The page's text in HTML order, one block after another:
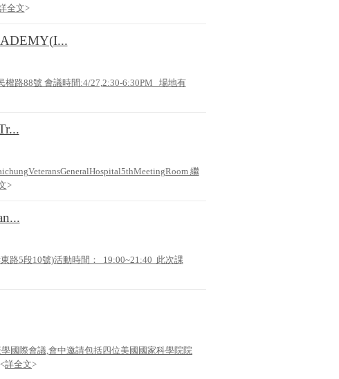
全文>
權路88號 會議時間:4/27,2:30-6:30PM 場地有
繼
>
路5段10號)活動時間： 19:00~21:40 此次課
國際會議,會中邀請包括四位美國國家科學院院
<詳全文>